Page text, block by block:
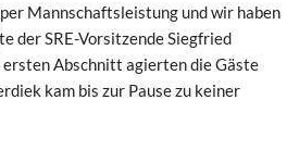
Mannschaftsleistung und wir haben
der SRE-Vorsitzende Siegfried
Abschnitt agierten die Gäste
kam bis zur Pause zu keiner